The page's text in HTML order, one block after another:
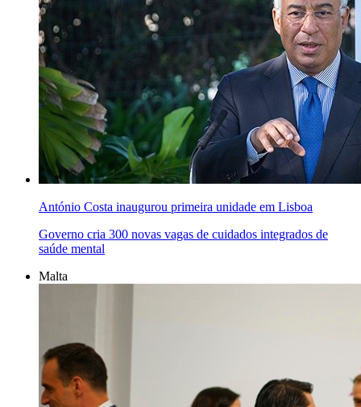
António Costa inaugurou primeira unidade em Lisboa
Governo cria 300 novas vagas de cuidados integrados de
saúde mental
Malta